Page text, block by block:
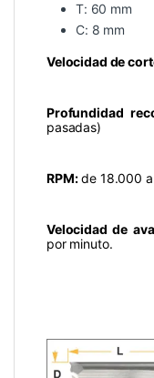
T: 60 mm
C: 8 mm
Velocidad de
Profundidad
pasadas)
RPM:de 18.000 a
Velocidad de
por minuto.